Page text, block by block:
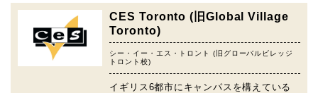
CES Toronto (旧Global Village
Toronto)
シー・イー・エス・トロント (旧グローバルビレッジ
トロント校)
イギリス6都市にキャンパスを構えている